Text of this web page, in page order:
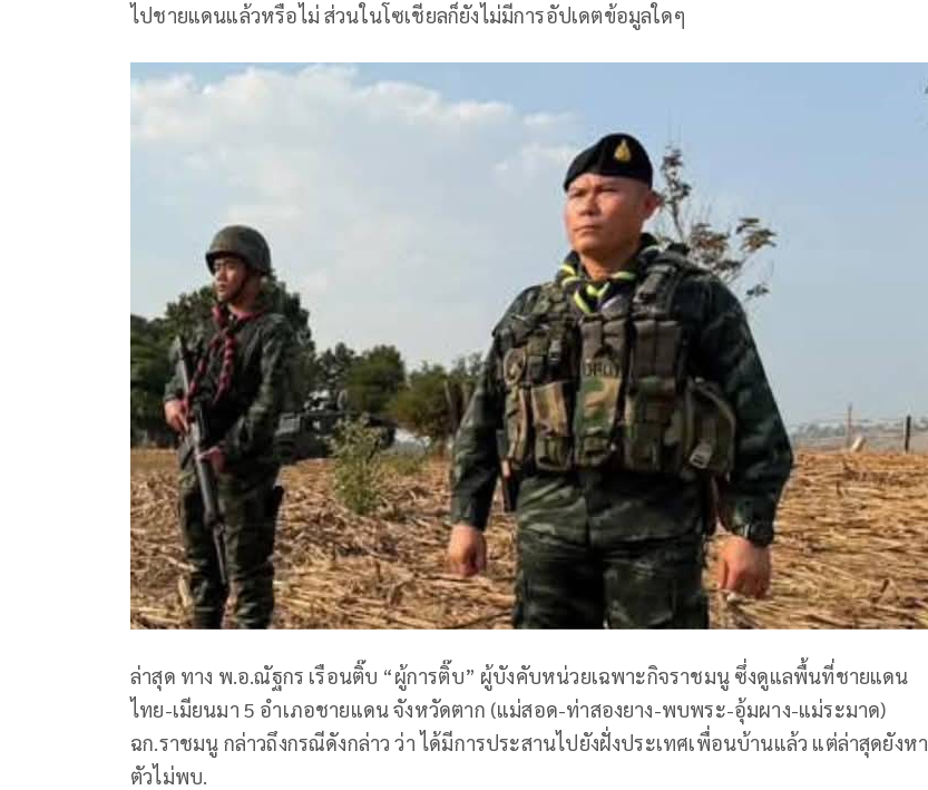
ไปชายแดนแล้วหรือไม่ ส่วนในโซเชียลก็ยังไม่มีการอัปเดตข้อมูลใดๆ
ล่าสุด ทาง พ.อ.ณัฐกร เรือนติ๊บ “ผู้การติ๊บ” ผู้บังคับหน่วยเฉพาะกิจราชมนู ซึ่งดูแลพื้นที่ชายแดน
ไทย-เมียนมา 5 อำเภอชายแดน จังหวัดตาก (แม่สอด-ท่าสองยาง-พบพระ-อุ้มผาง-แม่ระมาด)
ฉก.ราชมนู กล่าวถึงกรณีดังกล่าว ว่า ได้มีการประสานไปยังฝั่งประเทศเพื่อนบ้านแล้ว แต่ล่าสุดยังหา
ตัวไม่พบ.